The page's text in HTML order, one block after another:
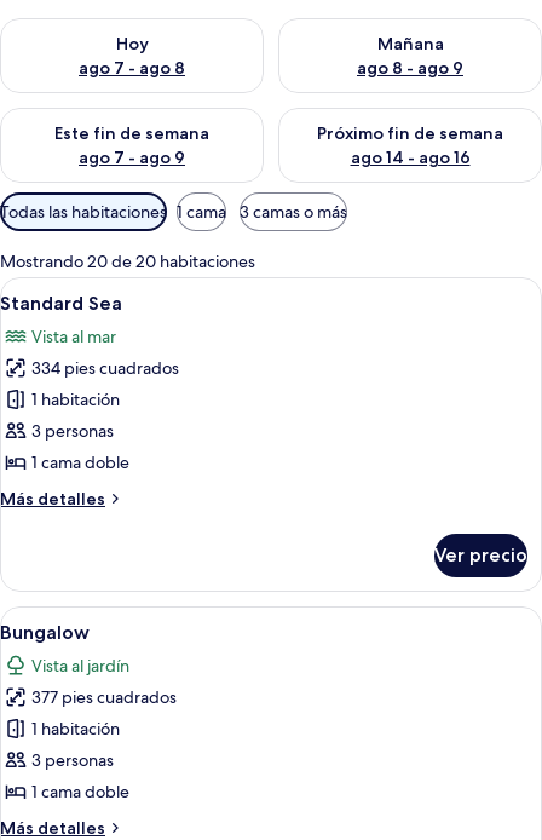
Hoy
ago 7 - ago 8
Consulta la disponibilidad para hoy ago 7 - ago 8
Mañana
ago 8 - ago 9
Consulta la disponibilidad
Este fin de semana
ago 7 - ago 9
Consulta la disponibilidad para este fin de semana ago 7 -
Próximo fin de semana
ago 14 - ago 16
Consulta la disponibilidad
Filtros
disponibles
para
las
habitaciones
Todas las habitaciones 1 cama 3 camas o más
Mostrando 20 de 20 habitaciones
Abrir
todas
las
fotos
de
Standard
Sea
Ropa de cama hipoalergénica y
6
Standard Sea
Vista al mar
334 pies cuadrados
1 habitación
3 personas
1 cama doble
Más detalles
Más
Sea
Ver precio
Abrir
todas
las
fotos
de
Bungalow
Una cama con cabecera de diseño
10
Bungalow
Vista al jardín
377 pies cuadrados
1 habitación
3 personas
1 cama doble
Más detalles
Más